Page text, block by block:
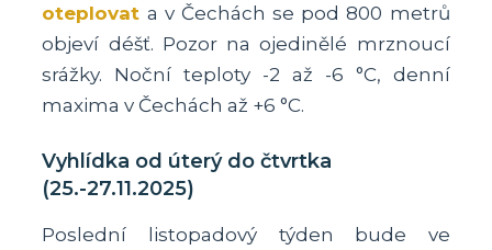
oteplovat a v Čechách se pod 800 metrů
objeví déšť. Pozor na ojedinělé mrznoucí
srážky. Noční teploty -2 až -6 °C, denní
maxima v Čechách až +6 °C.
Vyhlídka od úterý do čtvrtka
(25.-27.11.2025)
Poslední listopadový týden bude ve